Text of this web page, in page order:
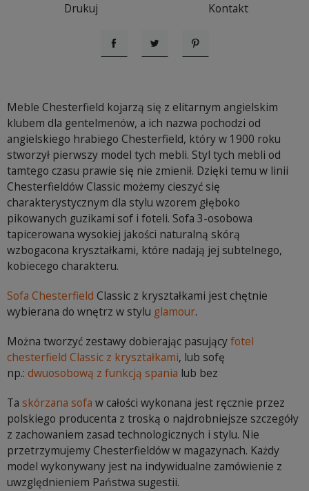
Drukuj Kontakt
UdostępnijTweetujPinterest
Meble Chesterfield kojarzą się z elitarnym angielskim
klubem dla gentelmenów, a ich nazwa pochodzi od
angielskiego hrabiego Chesterfield, który w 1900 roku
stworzył pierwszy model tych mebli. Styl tych mebli od
tamtego czasu prawie się nie zmienił. Dzięki temu w linii
Chesterfieldów Classic możemy cieszyć się
charakterystycznym dla stylu wzorem głęboko
pikowanych guzikami sof i foteli. Sofa 3-osobowa
tapicerowana wysokiej jakości naturalną skórą
wzbogacona kryształkami, które nadają jej subtelnego,
kobiecego charakteru.
Sofa Chesterfield Classic z kryształkami jest chętnie
wybierana do wnętrz w stylu glamour.
Można tworzyć zestawy dobierając pasującyfotel
chesterfield Classic z kryształkami, lub sofę
np.: dwuosobową z funkcją spania lub bez
Ta skórzana sofa w całości wykonana jest ręcznie przez
polskiego producenta z troską o najdrobniejsze szczegóły
z zachowaniem zasad technologicznych i stylu. Nie
przetrzymujemy Chesterfieldów w magazynach. Każdy
model wykonywany jest na indywidualne zamówienie z
uwzględnieniem Państwa sugestii.